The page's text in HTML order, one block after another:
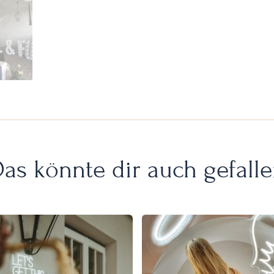
könnte dir auch